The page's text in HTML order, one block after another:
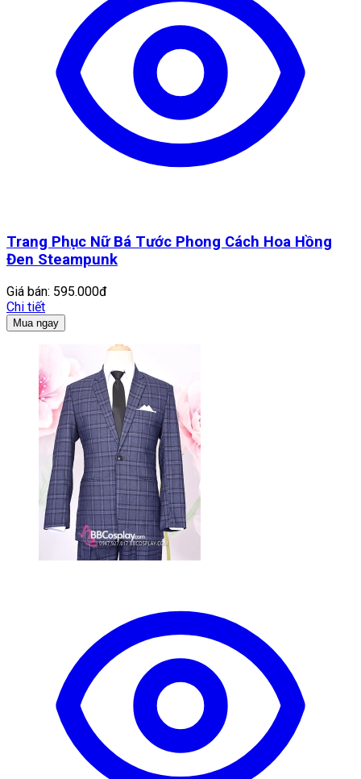
Trang Phục Nữ Bá Tước Phong Cách Hoa Hồng
Đen Steampunk
Giá bán: 595.000đ
Chi tiết
Mua ngay